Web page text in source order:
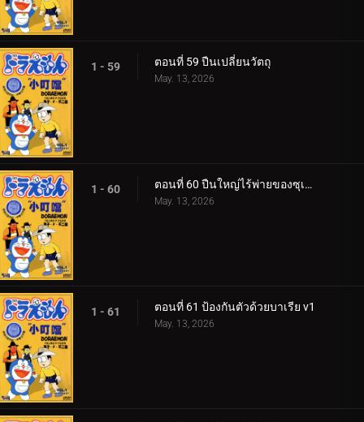
1 - 59 ตอนที่ 59 ปืนเปลี่ยนวัตถุ
May. 13, 2026
1 - 60 ตอนที่ 60 ปืนใหญ่ไร้พ่ายของซุเนโอะ
May. 13, 2026
1 - 61 ตอนที่ 61 ป้องกันตัวด้วยบาเรีย v1
May. 13, 2026